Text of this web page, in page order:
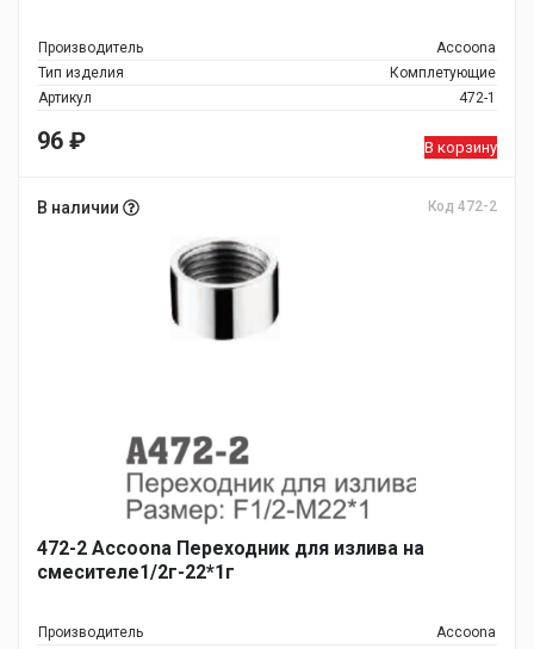
Производитель
Accoona
Тип изделия
Комплетующие
Артикул
472-1
96 ₽ В корзину
В наличии Код 472-2
472-2 Accoona Переходник для излива на
смесителе1/2г-22*1г
Производитель Accoona